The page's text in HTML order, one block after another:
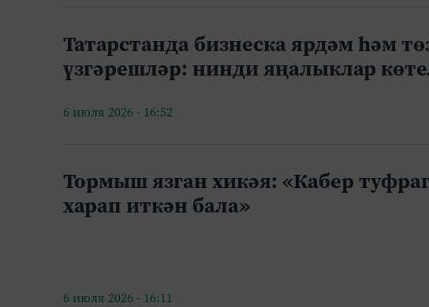
Татарстанда бизнеска ярдәм һәм
үзгәрешләр: нинди яңалыклар
6 июля 2026 - 16:52
Тормыш язган хикәя: «Кабер
харап иткән бала»
6 июля 2026 - 16:11